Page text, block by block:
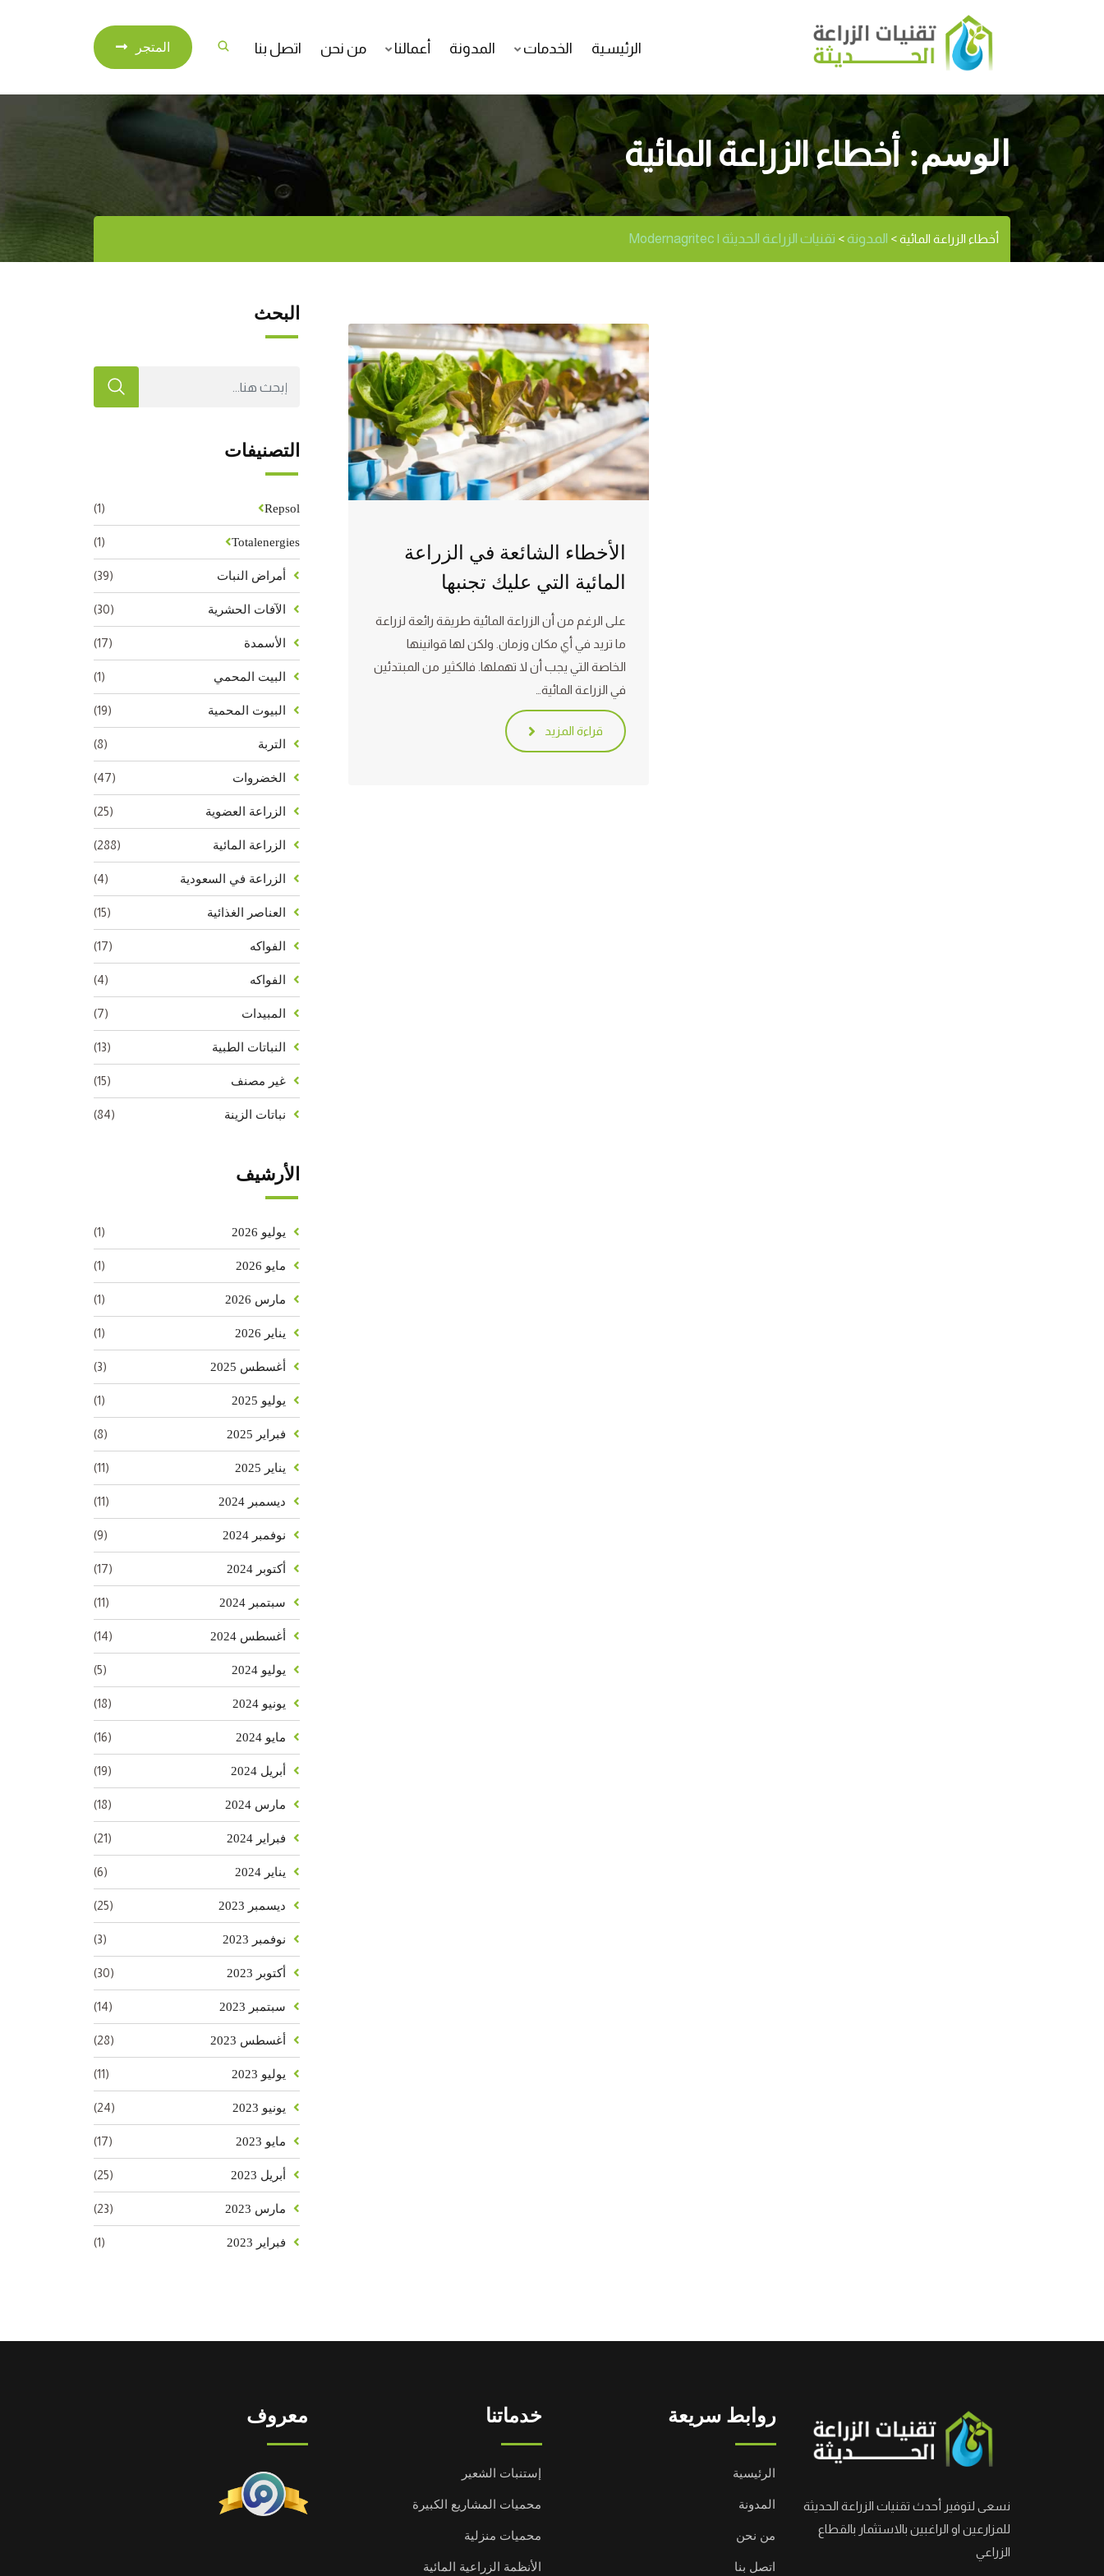
الرئيسية الخدمات المدونة أعمالنا من نحن اتصل بنا المتجر
الوسم:أخطاء الزراعة المائية
أخطاء الزراعة المائية> المدونة> تقنيات الزراعة الحديثة | Modernagritec
الأخطاء الشائعة في الزراعة
المائية التي عليك تجنبها
على الرغم من أن الزراعة المائية طريقة رائعة لزراعة
ما تريد في أي مكان وزمان. ولكن لها قوانينها
الخاصة التي يجب أن لا تهملها. فالكثير من المبتدئين
في الزراعة المائية…
قراءة المزيد
البحث
التصنيفات
Repsol
(1)
Totalenergies
(1)
أمراض النبات (39)
الآفات الحشرية (30)
الأسمدة (17)
البيت المحمي (1)
البيوت المحمية (19)
التربة (8)
الخضروات (47)
الزراعة العضوية (25)
الزراعة المائية (288)
الزراعة في السعودية (4)
العناصر الغذائية (15)
الفواكه (17)
الفواكه (4)
المبيدات (7)
النباتات الطبية (13)
غير مصنف (15)
نباتات الزينة (84)
الأرشيف
يوليو 2026 (1)
مايو 2026 (1)
مارس 2026 (1)
يناير 2026 (1)
أغسطس 2025 (3)
يوليو 2025 (1)
فبراير 2025 (8)
يناير 2025 (11)
ديسمبر 2024 (11)
نوفمبر 2024 (9)
أكتوبر 2024 (17)
سبتمبر 2024 (11)
أغسطس 2024 (14)
يوليو 2024 (5)
يونيو 2024 (18)
مايو 2024 (16)
أبريل 2024 (19)
مارس 2024 (18)
فبراير 2024 (21)
يناير 2024 (6)
ديسمبر 2023 (25)
نوفمبر 2023 (3)
أكتوبر 2023 (30)
سبتمبر 2023 (14)
أغسطس 2023 (28)
يوليو 2023 (11)
يونيو 2023 (24)
مايو 2023 (17)
أبريل 2023 (25)
مارس 2023 (23)
فبراير 2023 (1)
نسعى لتوفير أحدث تقنيات الزراعة الحديثة
للمزارعين او الراغبين بالاستثمار بالقطاع
الزراعي
روابط سريعة
الرئيسية
المدونة
من نحن
اتصل بنا
خدماتنا
إستنبات الشعير
محميات المشاريع الكبيرة
محميات منزلية
الأنظمة الزراعية المائية
معروف